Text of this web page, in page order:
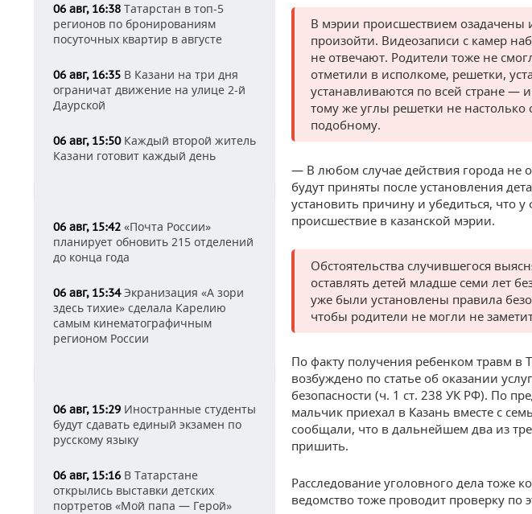
06 авг, 16:38 Татарстан в топ-5
регионов по бронированиям
посуточных квартир в августе
06 авг, 16:35 В Казани на три дня
ограничат движение на улице 2-й
Даурской
06 авг, 15:50Каждый второй житель
Казани готовит каждый день
06 авг, 15:42 «Почта России»
планирует обновить 215 отделений
до конца года
06 авг, 15:34Экранизация «А зори
здесь тихие» сделала Карелию
самым кинематографичным
регионом России
06 авг, 15:29 Иностранные студенты
будут сдавать единый экзамен по
русскому языку
06 авг, 15:16 В Татарстане
открылись выставки детских
портретов «Мой папа — Герой»
В мэрии происшествием озадачены
произойти. Видеозаписи с камер
не отвечают. Родители тоже не
отметили в исполкоме, решетки,
устанавливаются по всей стране —
тому же углы решетки не
подобному.
— В любом случае действия города не
будут приняты после установления
установить причину и убедиться, что
происшествие в казанской мэрии.
Обстоятельства случившегося
оставлять детей младше семи лет
уже были установлены правила
чтобы родители не могли не
По факту получения ребенком травм в
возбуждено по статье об оказании
безопасности (ч. 1 ст. 238 УК РФ). По
мальчик приехал в Казань вместе с
сообщали, что в дальнейшем два из
пришить.
Расследование уголовного дела тоже
ведомство тоже проводит проверку по